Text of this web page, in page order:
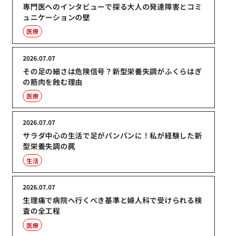
専門医へのインタビューで探る大人の発達障害とコミ
ュニケーションの壁
医療
その足の細さは危険信号？新型栄養失調がふくらはぎ
の筋肉を蝕む理由
2026.07.07
医療
サラダ中心の生活で足がパンパンに！私が経験した新
型栄養失調の罠
2026.07.07
生活
生理痛で病院へ行くべき基準と婦人科で受けられる検
査の全工程
2026.07.07
医療